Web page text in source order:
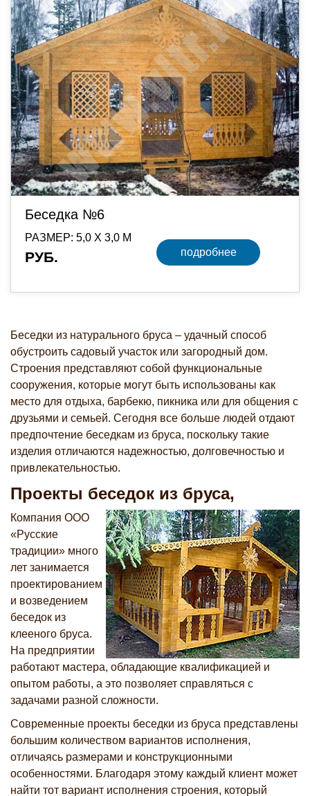
Беседка №6
РАЗМЕР: 5,0 Х 3,0 М
РУБ. подробнее
Беседки из натурального бруса – удачный способ
обустроить садовый участок или загородный дом.
Строения представляют собой функциональные
сооружения, которые могут быть использованы как
место для отдыха, барбекю, пикника или для общения с
друзьями и семьей. Сегодня все больше людей отдают
предпочтение беседкам из бруса, поскольку такие
изделия отличаются надежностью, долговечностью и
привлекательностью.
Проекты беседок из бруса,
Компания ООО
«Русские
традиции» много
лет занимается
проектированием
и возведением
беседок из
клееного бруса.
На предприятии
работают мастера, обладающие квалификацией и
опытом работы, а это позволяет справляться с
задачами разной сложности.
Современные проекты беседки из бруса представлены
большим количеством вариантов исполнения,
отличаясь размерами и конструкционными
особенностями. Благодаря этому каждый клиент может
найти тот вариант исполнения строения, который